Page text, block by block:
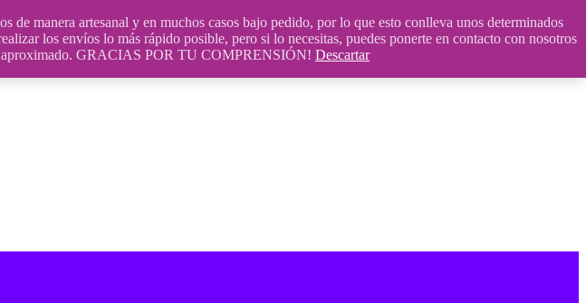
manera artesanal y en muchos casos bajo pedido, por lo que esto conlleva unos determinados
los envíos lo más rápido posible, pero si lo necesitas, puedes ponerte en contacto con nosotros
aproximado. GRACIAS POR TU COMPRENSIÓN! Descartar